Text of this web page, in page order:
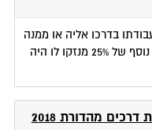
בדרכו אליה או ממנה
ברכב צמוד של מעבידו לא זכאי לפיצוי נוסף של 25% מנזקו לו היה
מהדורת 2018